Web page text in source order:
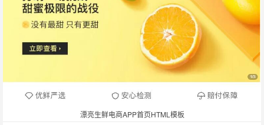
漂亮生鲜电商APP首页HTML模板